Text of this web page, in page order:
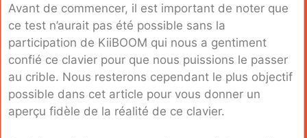
Avant de commencer, il est important de noter que
ce test n’aurait pas été possible sans la
participation de KiiBOOM qui nous a gentiment
confié ce clavier pour que nous puissions le passer
au crible. Nous resterons cependant le plus objectif
possible dans cet article pour vous donner un
aperçu fidèle de la réalité de ce clavier.